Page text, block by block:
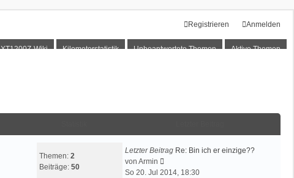
Anmelden
Registrieren
XT1200Z-Wiki Kilometerstatistik Unbeantwortete Themen Aktive Themen
Themen: 2
Beiträge: 50
Letzter Beitrag Re: Bin ich er einzige??
von Armin
e
So 20. Jul 2014, 18:30